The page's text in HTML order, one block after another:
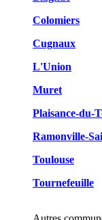
Colomiers
Cugnaux
L'Union
Muret
Plaisance-du-
Ramonville-
Toulouse
Tournefeuille